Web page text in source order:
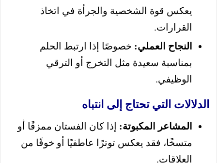
يعكس قوة الشخصية والجرأة في اتخاذ
القرارات.
النجاح العملي: خصوصًا إذا ارتبط الحلم
بمناسبة سعيدة مثل التخرج أو الترقي
الوظيفي.
الدلالات التي تحتاج إلى انتباه
المشاعر المكبوتة: إذا كان الفستان ممزقًا أو
متسخًا، فقد يعكس توترًا عاطفيًا أو خوفًا من
العلاقات.